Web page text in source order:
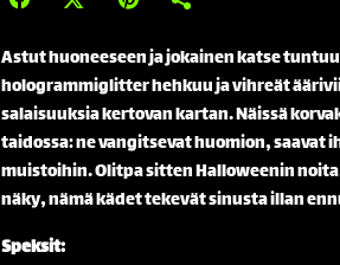
Astut huoneeseen ja jokainen katse
hologrammiglitter hehkuu ja vihreät
salaisuuksia kertovan kartan. Näissä
taidossa: ne vangitsevat huomion, saavat
muistoihin. Olitpa sitten Halloweenin
näky, nämä kädet tekevät sinusta illan
Speksit: